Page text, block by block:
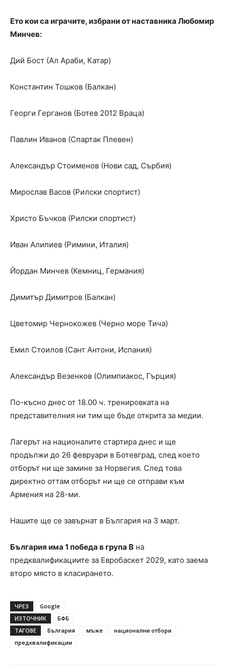
Ето кои са играчите, избрани от наставника Любомир
Минчев:
Дий Бост (Ал Араби, Катар)
Константин Тошков (Балкан)
Георги Герганов (Ботев 2012 Враца)
Павлин Иванов (Спартак Плевен)
Александър Стоименов (Нови сад, Сърбия)
Мирослав Васов (Рилски спортист)
Христо Бъчков (Рилски спортист)
Иван Алипиев (Римини, Италия)
Йордан Минчев (Кемниц, Германия)
Димитър Димитров (Балкан)
Цветомир Чернокожев (Черно море Тича)
Емил Стоилов (Сант Антони, Испания)
Александър Везенков (Олимпиакос, Гърция)
По-късно днес от 18.00 ч. тренировката на
представителния ни тим ще бъде открита за медии.
Лагерът на националите стартира днес и ще
продължи до 26 февруари в Ботевград, след което
отборът ни ще замине за Норвегия. След това
директно оттам отборът ни ще се отправи към
Армения на 28-ми.
Нашите ще се завърнат в България на 3 март.
България има 1 победа в група B на
предквалификациите за Евробаскет 2029, като заема
второ място в класирането.
ЧРЕЗ
Google
ИЗТОЧНИК
БФБ
ТАГОВЕ
България мъже
национални отбори
предквалификации